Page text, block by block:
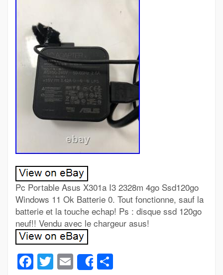
Pc Portable Asus X301a I3 2328m 4go Ssd120go
Windows 11 Ok Batterie 0. Tout fonctionne, sauf la
batterie et la touche echap! Ps : disque ssd 120go
neuf!! Vendu avec le chargeur asus!
Facebook
Twitter
Email
Share